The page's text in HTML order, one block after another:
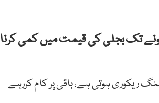
ہونے تک بجلی کی قیمت میں کمی کرنا
نے کہا ہے کہ 60فیصد سے زائد بلنگ ریکوری ہوتی ہے، باقی پر کام کررہے